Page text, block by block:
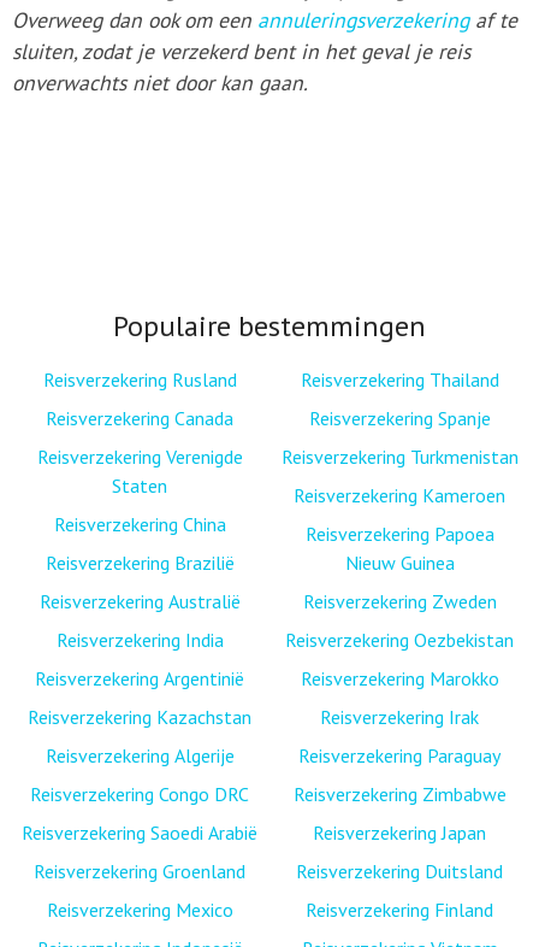
Overweeg dan ook om een annuleringsverzekeringaf te
sluiten, zodat je verzekerd bent in het geval je reis
onverwachts niet door kan gaan.
Populaire bestemmingen
Reisverzekering Rusland
Reisverzekering Canada
Reisverzekering Verenigde
Staten
Reisverzekering China
Reisverzekering Brazilië
Reisverzekering Australië
Reisverzekering India
Reisverzekering Argentinië
Reisverzekering Kazachstan
Reisverzekering Algerije
Reisverzekering Congo DRC
Reisverzekering Saoedi Arabië
Reisverzekering Groenland
Reisverzekering Mexico
Reisverzekering Thailand
Reisverzekering Spanje
Reisverzekering Turkmenistan
Reisverzekering Kameroen
Reisverzekering Papoea
Nieuw Guinea
Reisverzekering Zweden
Reisverzekering Oezbekistan
Reisverzekering Marokko
Reisverzekering Irak
Reisverzekering Paraguay
Reisverzekering Zimbabwe
Reisverzekering Japan
Reisverzekering Duitsland
Reisverzekering Finland